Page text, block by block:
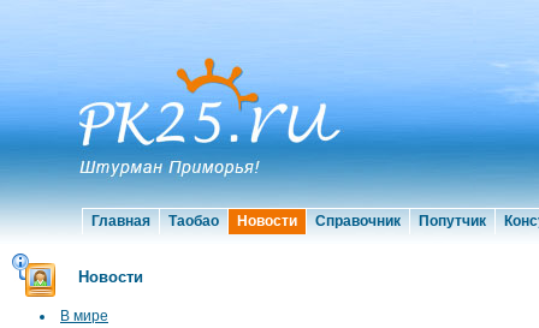
Главная Таобао Новости Справочник Попутчик
Новости
В мире